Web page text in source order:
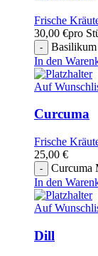
Frische
30,00 €pro
In den
Auf
Curcuma
Frische
25,00 €
Curcuma
In den
Auf
Dill